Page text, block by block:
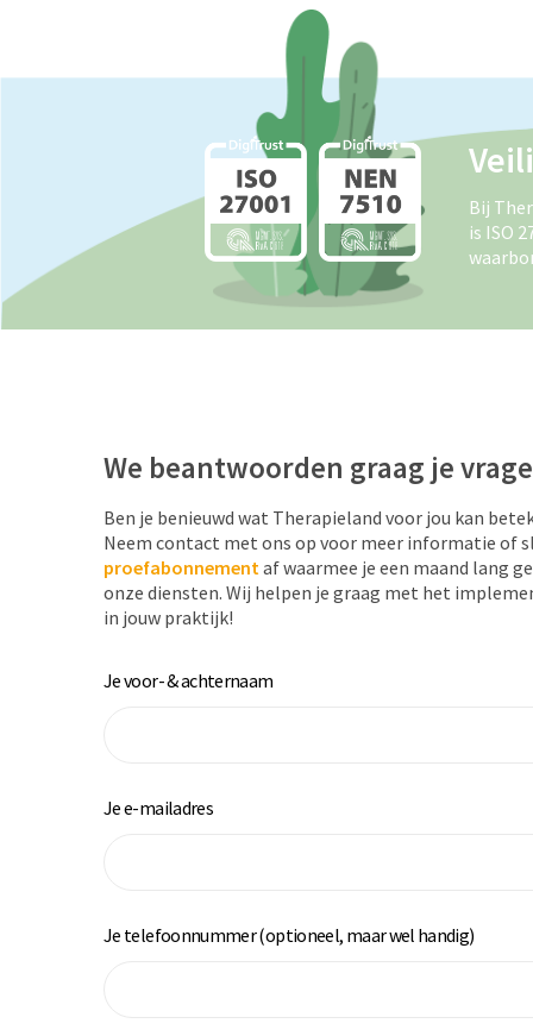
Bij
is ISO
We beantwoorden graag je
Ben je benieuwd wat Therapieland voor jou kan
Neem contact met ons op voor meer informatie of
proefabonnementaf waarmee je een maand lang
onze diensten. Wij helpen je graag met het
in jouw praktijk!
Je voor- & achternaam
Je e-mailadres
Je telefoonnummer (optioneel, maar wel handig)